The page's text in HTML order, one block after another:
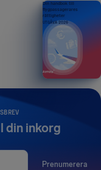
din inkorg
Prenumerera
Din handbok till
flygpassagerares
rättigheter
UTGÅVA 2026